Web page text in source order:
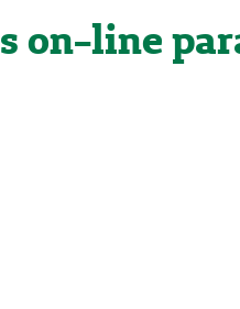
on-line